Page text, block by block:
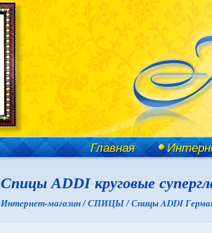
Главная
Спицы ADDI круговые
Интернет-магазин /СПИЦЫ /Спицы ADDI